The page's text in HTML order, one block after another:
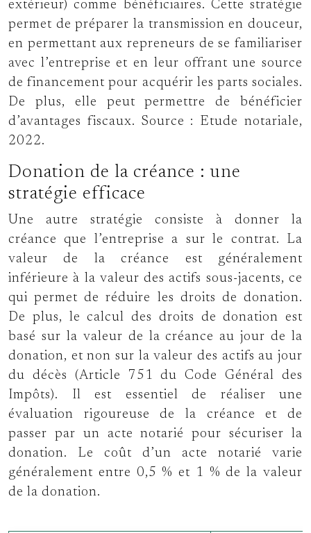
extérieur) comme bénéficiaires. Cette stratégie
permet de préparer la transmission en douceur,
en permettant aux repreneurs de se familiariser
avec l’entreprise et en leur offrant une source
de financement pour acquérir les parts sociales.
De plus, elle peut permettre de bénéficier
d’avantages fiscaux. Source : Etude notariale,
2022.
Donation de la créance : une
stratégie efficace
Une autre stratégie consiste à donner la
créance que l’entreprise a sur le contrat. La
valeur de la créance est généralement
inférieure à la valeur des actifs sous-jacents, ce
qui permet de réduire les droits de donation.
De plus, le calcul des droits de donation est
basé sur la valeur de la créance au jour de la
donation, et non sur la valeur des actifs au jour
du décès (Article 751 du Code Général des
Impôts). Il est essentiel de réaliser une
évaluation rigoureuse de la créance et de
passer par un acte notarié pour sécuriser la
donation. Le coût d’un acte notarié varie
généralement entre 0,5 % et 1 % de la valeur
de la donation.